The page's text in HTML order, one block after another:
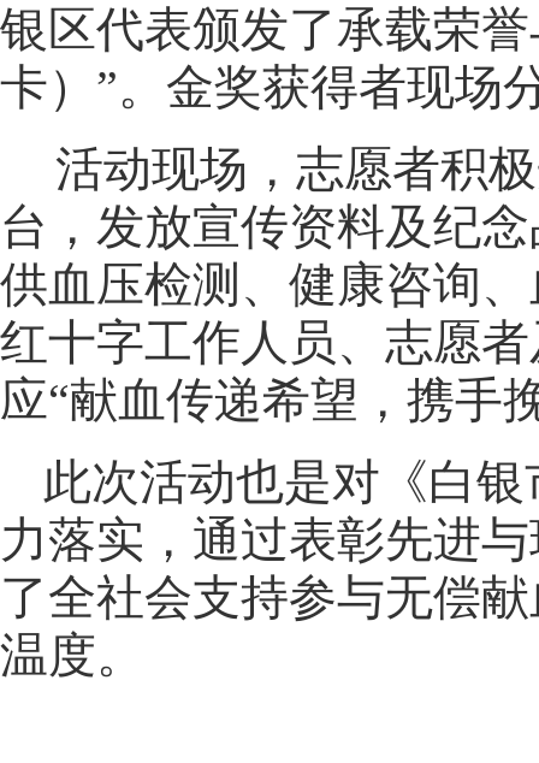
银区代表颁发了承载荣
卡）”。金奖获得者现场
活动现场，志愿者积
台，发放宣传资料及纪
供血压检测、健康咨询
红十字工作人员、志愿
应“献血传递希望，携手
此次活动也是对《白
力落实，通过表彰先进
了全社会支持参与无偿
温度。